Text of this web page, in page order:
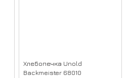
Хлебопечка Unold
Backmeister 68010